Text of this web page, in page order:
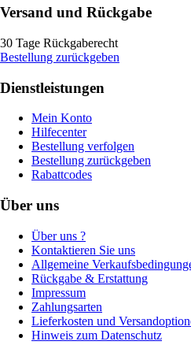
Versand und Rückgabe
30 Tage Rückgaberecht
Bestellung zurückgeben
Dienstleistungen
Mein Konto
Hilfecenter
Bestellung verfolgen
Bestellung zurückgeben
Rabattcodes
Über uns
Über uns ?
Kontaktieren Sie uns
Allgemeine
Rückgabe & Erstattung
Impressum
Zahlungsarten
Lieferkosten und
Hinweis zum Datenschutz